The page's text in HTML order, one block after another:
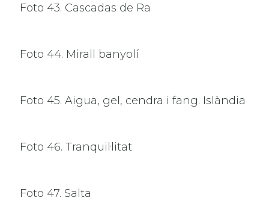
Foto 43. Cascadas de Ra
Foto 44. Mirall banyolí
Foto 45. Aigua, gel, cendra i fang. Islàndia
Foto 46. Tranquil·litat
Foto 47. Salta